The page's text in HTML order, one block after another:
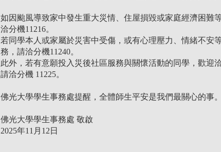
如因颱風導致家中發生重大災情、住屋損毀或家庭經濟困難
洽分機11216。
若同學本人或家屬於災害中受傷，或有心理壓力、情緒不安
務，請洽分機11240。
此外，若有意願投入災後社區服務與關懷活動的同學，歡迎
請洽分機 11225。
佛光大學學生事務處提醒，全體師生平安是我們最關心的事
佛光大學學生事務處 敬啟
2025年11月12日